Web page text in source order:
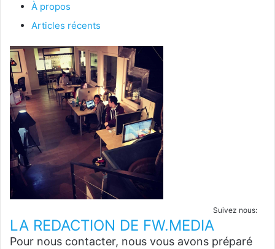
À propos
Articles récents
Suivez nous:
LA REDACTION DE FW.MEDIA
Pour nous contacter, nous vous avons préparé